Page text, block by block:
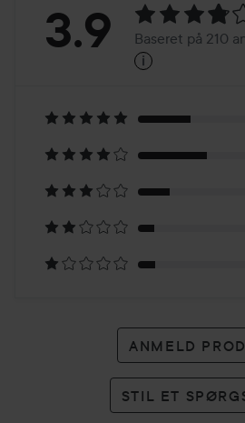
på
210
3.9 Baseret på 210
i
ANMELD
STIL ET